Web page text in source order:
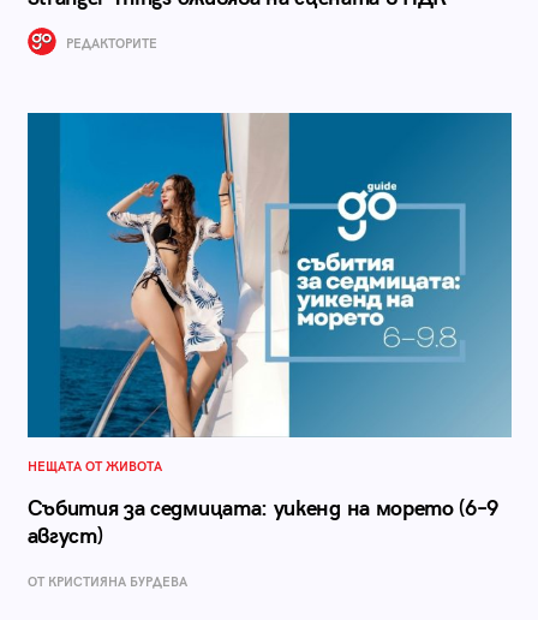
РЕДАКТОРИТЕ
НЕЩАТА ОТ ЖИВОТА
Събития за седмицата: уикенд на морето (6–9
август)
ОТ КРИСТИЯНА БУРДЕВА